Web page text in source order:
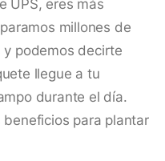
UPS, eres más
millones de
y podemos decirte
llegue a tu
durante el día.
para plantar